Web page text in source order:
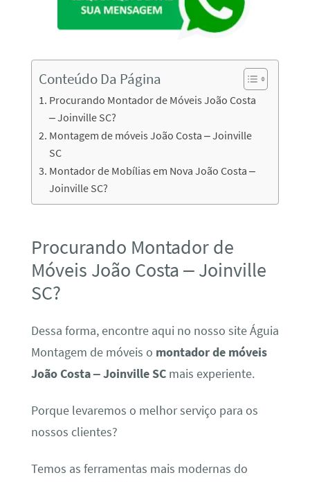
Conteúdo Da Página
Procurando Montador de Móveis João Costa
– Joinville SC?
Montagem de móveis João Costa – Joinville
SC
Montador de Mobílias em Nova João Costa –
Joinville SC?
Procurando Montador de
Móveis João Costa – Joinville
SC?
Dessa forma, encontre aqui no nosso site Águia
Montagem de móveis o montador de móveis
João Costa – Joinville SCmais experiente.
Porque levaremos o melhor serviço para os
nossos clientes?
Temos as ferramentas mais modernas do